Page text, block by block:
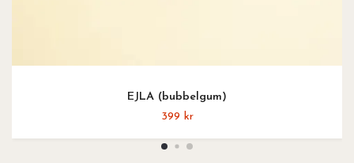
EJLA (bubbelgum)
399 kr